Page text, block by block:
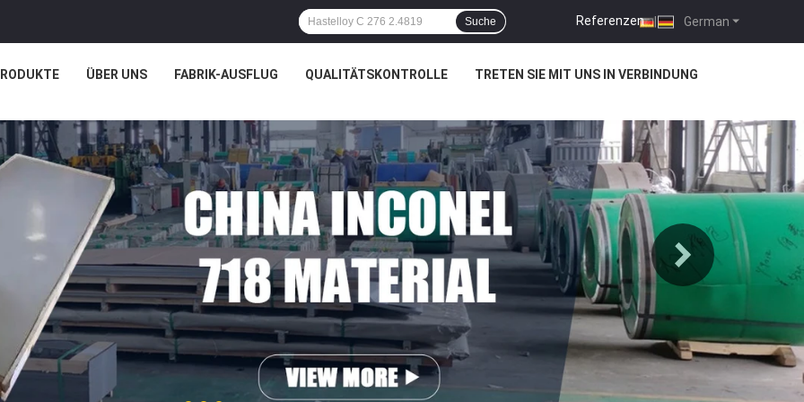
German
Referenzen |
Suche
ÜBER UNS FABRIK-AUSFLUG QUALITÄTSKONTROLLE TRETEN SIE MIT UNS IN VERBINDUNG